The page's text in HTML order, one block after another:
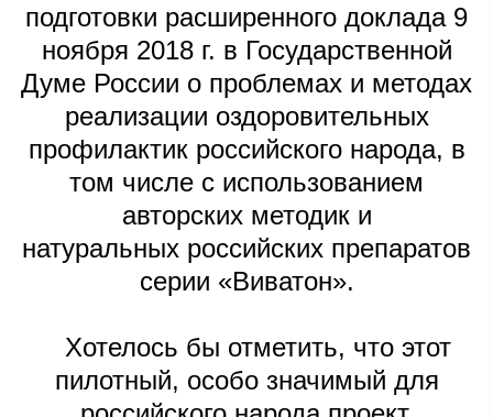
подготовки расширенного доклада 9
ноября 2018 г. в Государственной
Думе России о проблемах и методах
реализации оздоровительных
профилактик российского народа, в
том числе с использованием
авторских методик и
натуральных российских препаратов
серии «Виватон».
Хотелось бы отметить, что этот
пилотный, особо значимый для